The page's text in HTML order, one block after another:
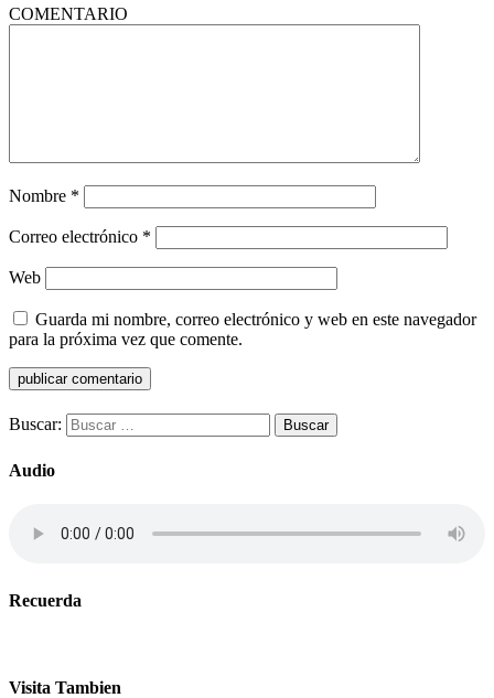
COMENTARIO
Nombre *
Correo electrónico *
Web
Guarda mi nombre, correo electrónico y web en este navegador
para la próxima vez que comente.
Buscar:
Audio
Recuerda
Visita Tambien